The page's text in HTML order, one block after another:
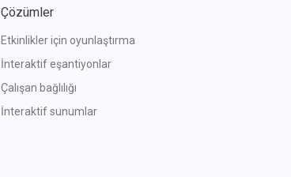
Çözümler
Etkinlikler için oyunlaştırma
İnteraktif eşantiyonlar
Çalışan bağlılığı
İnteraktif sunumlar